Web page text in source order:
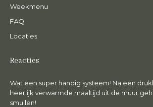
Weekmenu
FAQ
Locaties
Reacties
Wat een super handig systeem! Na een
heerlijk verwarmde maaltijd uit de muur
smullen!